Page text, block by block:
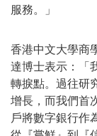
服務。」
香港中文大學商
達博士表示：「
轉捩點。過往研
增長，而我們首
戶將數字銀行作